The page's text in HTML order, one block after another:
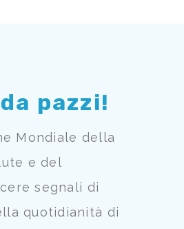
pazzi!
Mondiale della
e del
segnali di
quotidianità di